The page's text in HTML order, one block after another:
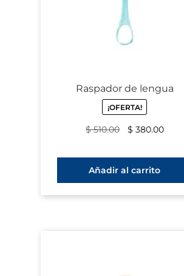
Raspador de lengua
¡OFERTA!
$510.00 $ 380.00
Añadir al carrito